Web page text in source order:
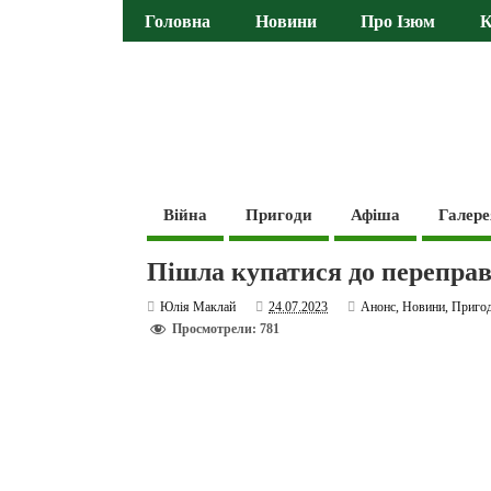
Головна Новини Про Ізюм
Війна Пригоди Афіша
Пішла купатися до
Юлія Маклай 24.07.2023 Анонс,Новини,
Просмотрели: 781